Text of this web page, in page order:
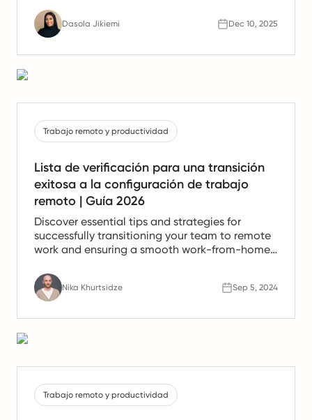
y cumplimiento para equipos españoles.
Dasola Jikiemi Dec 10, 2025
Trabajo remoto y productividad
Lista de verificación para una transición
exitosa a la configuración de trabajo
remoto | Guía 2026
Discover essential tips and strategies for
successfully transitioning your team to remote
work and ensuring a smooth work-from-home
Nika Khurtsidze Sep 5, 2024
Trabajo remoto y productividad